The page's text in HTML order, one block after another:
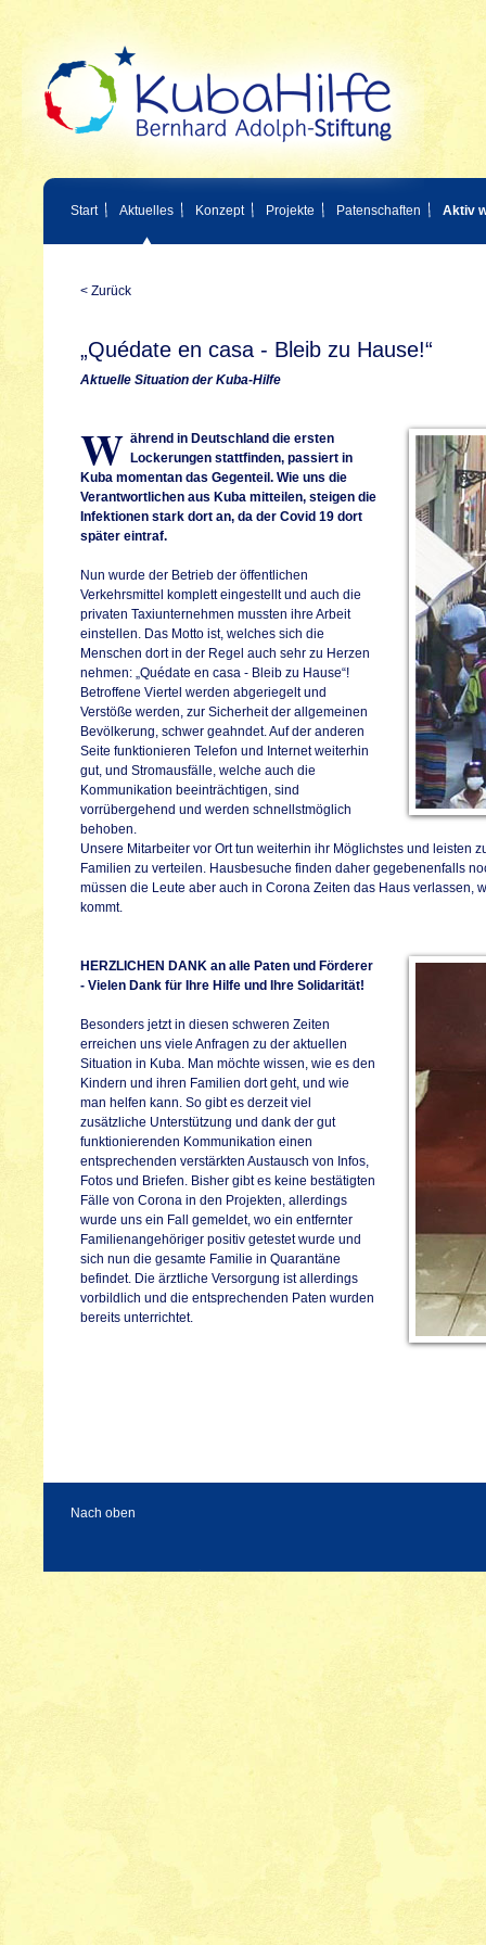
Start Aktuelles Konzept Projekte Patenschaften Aktiv
< Zurück
„Quédate en casa - Bleib zu Hause!“
Aktuelle Situation der Kuba-Hilfe
W ährend in Deutschland die ersten
Lockerungen stattfinden, passiert in
Kuba momentan das Gegenteil. Wie uns die
Verantwortlichen aus Kuba mitteilen, steigen die
Infektionen stark dort an, da der Covid 19 dort
später eintraf.
Nun wurde der Betrieb der öffentlichen
Verkehrsmittel komplett eingestellt und auch die
privaten Taxiunternehmen mussten ihre Arbeit
einstellen. Das Motto ist, welches sich die
Menschen dort in der Regel auch sehr zu Herzen
nehmen: „Quédate en casa - Bleib zu Hause“!
Betroffene Viertel werden abgeriegelt und
Verstöße werden, zur Sicherheit der allgemeinen
Bevölkerung, schwer geahndet. Auf der anderen
Seite funktionieren Telefon und Internet weiterhin
gut, und Stromausfälle, welche auch die
Kommunikation beeinträchtigen, sind
vorrübergehend und werden schnellstmöglich
behoben.
Unsere Mitarbeiter vor Ort tun weiterhin ihr Möglichstes und leisten
Familien zu verteilen. Hausbesuche finden daher gegebenenfalls
müssen die Leute aber auch in Corona Zeiten das Haus
kommt.
HERZLICHEN DANK an alle Paten und Förderer
- Vielen Dank für Ihre Hilfe und Ihre Solidarität!
Besonders jetzt in diesen schweren Zeiten
erreichen uns viele Anfragen zu der aktuellen
Situation in Kuba. Man möchte wissen, wie es den
Kindern und ihren Familien dort geht, und wie
man helfen kann. So gibt es derzeit viel
zusätzliche Unterstützung und dank der gut
funktionierenden Kommunikation einen
entsprechenden verstärkten Austausch von Infos,
Fotos und Briefen. Bisher gibt es keine bestätigten
Fälle von Corona in den Projekten, allerdings
wurde uns ein Fall gemeldet, wo ein entfernter
Familienangehöriger positiv getestet wurde und
sich nun die gesamte Familie in Quarantäne
befindet. Die ärztliche Versorgung ist allerdings
vorbildlich und die entsprechenden Paten wurden
bereits unterrichtet.
Nach oben